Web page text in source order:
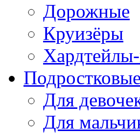
Дорожные
Круизёры
Для
Для